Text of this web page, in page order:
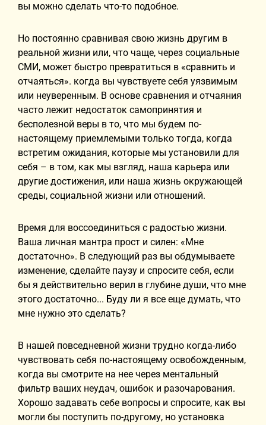
вы можно сделать что-то подобное.
Но постоянно сравнивая свою жизнь другим в
реальной жизни или, что чаще, через социальные
СМИ, может быстро превратиться в «сравнить и
отчаяться». когда вы чувствуете себя уязвимым
или неуверенным. В основе сравнения и отчаяния
часто лежит недостаток самопринятия и
бесполезной веры в то, что мы будем по-
настоящему приемлемыми только тогда, когда
встретим ожидания, которые мы установили для
себя – в том, как мы взгляд, наша карьера или
другие достижения, или наша жизнь окружающей
среды, социальной жизни или отношений.
Время для воссоединиться с радостью жизни.
Ваша личная мантра прост и силен: «Мне
достаточно». В следующий раз вы обдумываете
изменение, сделайте паузу и спросите себя, если
бы я действительно верил в глубине души, что мне
этого достаточно... Буду ли я все еще думать, что
мне нужно это сделать?
В нашей повседневной жизни трудно когда-либо
чувствовать себя по-настоящему освобожденным,
когда вы смотрите на нее через ментальный
фильтр ваших неудач, ошибок и разочарования.
Хорошо задавать себе вопросы и спросите, как вы
могли бы поступить по-другому, но установка